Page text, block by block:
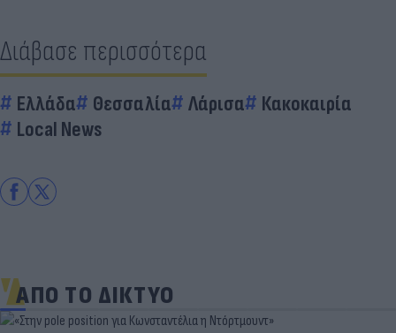
Διάβασε περισσότερα
Ελλάδα Θεσσαλία Λάρισα
Κακοκαιρία
Local News
ΑΠΟ ΤΟ ΔΙΚΤΥΟ